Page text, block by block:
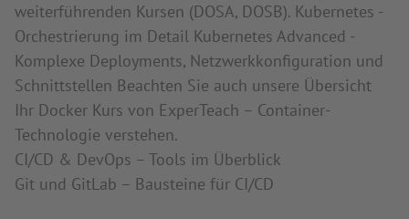
weiterführenden Kursen (DOSA, DOSB). Kubernetes -
Orchestrierung im Detail Kubernetes Advanced -
Komplexe Deployments, Netzwerkkonfiguration und
Schnittstellen Beachten Sie auch unsere Übersicht
Ihr Docker Kurs von ExperTeach – Container-
Technologie verstehen.
CI/CD & DevOps – Tools im Überblick
Git und GitLab – Bausteine für CI/CD